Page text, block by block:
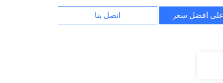
أفضل سعر اتصل بنا